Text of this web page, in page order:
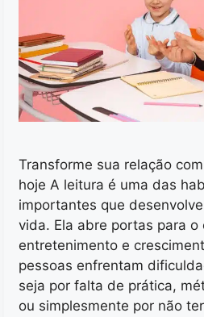
Transforme sua relação
hoje A leitura é uma das
importantes que
vida. Ela abre portas para o
entretenimento e
pessoas enfrentam
seja por falta de prática,
ou simplesmente por não